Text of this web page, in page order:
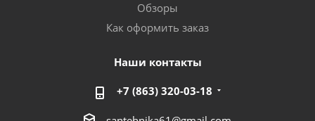
Обзоры
Как оформить заказ
Наши контакты
+7 (863) 320-03-18